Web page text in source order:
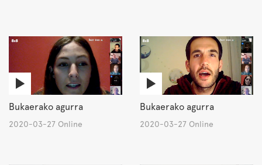
Bukaerako agurra
2020-03-27 Online
Bukaerako agurra
2020-03-27 Online